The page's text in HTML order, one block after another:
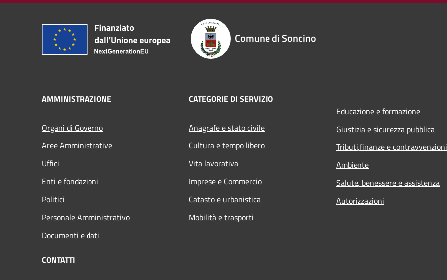
Comune di Soncino
AMMINISTRAZIONE
Organi di Governo
Aree Amministrative
Uffici
Enti e fondazioni
Politici
Personale Amministrativo
Documenti e dati
CATEGORIE DI SERVIZIO
Anagrafe e stato civile
Cultura e tempo libero
Vita lavorativa
Imprese e Commercio
Catasto e urbanistica
Mobilità e trasporti
Educazione e formazione
Giustizia e sicurezza pubblica
Tributi,finanze e contravvenzioni
Ambiente
Salute, benessere e assistenza
Autorizzazioni
CONTATTI